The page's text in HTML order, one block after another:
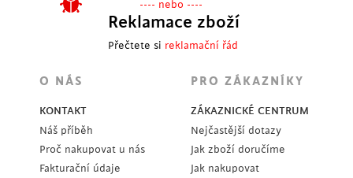
---- nebo ----
Reklamace zboží
Přečtete si reklamační řád
O NÁS
KONTAKT
Náš příběh
Proč nakupovat u nás
Fakturační údaje
PRO ZÁKAZNÍKY
ZÁKAZNICKÉ CENTRUM
Nejčastější dotazy
Jak zboží doručíme
Jak nakupovat